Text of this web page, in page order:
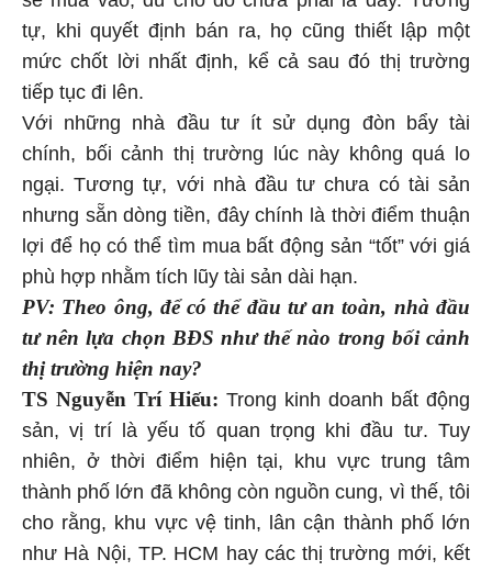
tự, khi quyết định bán ra, họ cũng thiết lập một
mức chốt lời nhất định, kể cả sau đó thị trường
tiếp tục đi lên.
Với những nhà đầu tư ít sử dụng đòn bẩy tài
chính, bối cảnh thị trường lúc này không quá lo
ngại. Tương tự, với nhà đầu tư chưa có tài sản
nhưng sẵn dòng tiền, đây chính là thời điểm thuận
lợi để họ có thể tìm mua bất động sản “tốt” với giá
phù hợp nhằm tích lũy tài sản dài hạn.
PV: Theo ông, để có thể đầu tưan toàn, nhà đầu
tư nên lựa chọn BĐS như thế nào trong bối cảnh
thị trường hiện nay?
TS Nguyễn Trí Hiếu: Trong kinh doanh bất động
sản, vị trí là yếu tố quan trọng khi đầu tư. Tuy
nhiên, ở thời điểm hiện tại, khu vực trung tâm
thành phố lớn đã không còn nguồn cung, vì thế, tôi
cho rằng, khu vực vệ tinh, lân cận thành phố lớn
như Hà Nội, TP. HCM hay các thị trường mới, kết